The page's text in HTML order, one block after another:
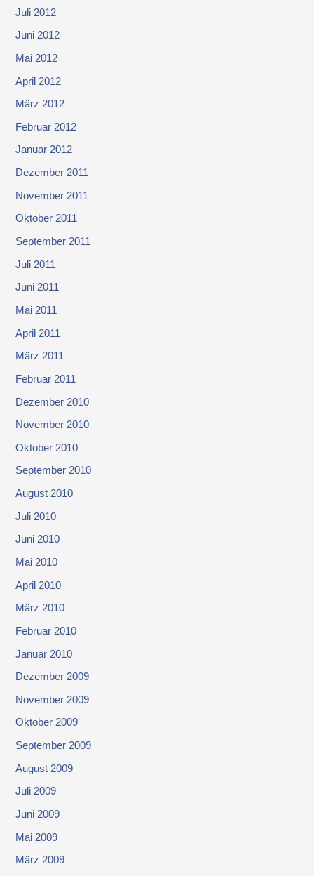
Juli 2012
Juni 2012
Mai 2012
April 2012
März 2012
Februar 2012
Januar 2012
Dezember 2011
November 2011
Oktober 2011
September 2011
Juli 2011
Juni 2011
Mai 2011
April 2011
März 2011
Februar 2011
Dezember 2010
November 2010
Oktober 2010
September 2010
August 2010
Juli 2010
Juni 2010
Mai 2010
April 2010
März 2010
Februar 2010
Januar 2010
Dezember 2009
November 2009
Oktober 2009
September 2009
August 2009
Juli 2009
Juni 2009
Mai 2009
März 2009